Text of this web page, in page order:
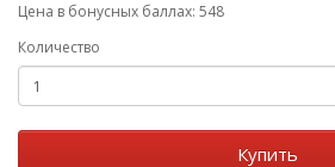
Цена в бонусных баллах: 548
Количество
Купить